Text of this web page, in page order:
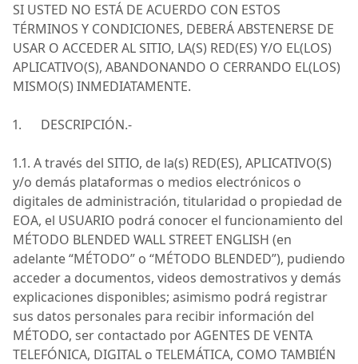
SI USTED NO ESTÁ DE ACUERDO CON ESTOS
TÉRMINOS Y CONDICIONES, DEBERÁ ABSTENERSE DE
USAR O ACCEDER AL SITIO, LA(S) RED(ES) Y/O EL(LOS)
APLICATIVO(S), ABANDONANDO O CERRANDO EL(LOS)
MISMO(S) INMEDIATAMENTE.
1. DESCRIPCIÓN.-
1.1. A través del SITIO, de la(s) RED(ES), APLICATIVO(S)
y/o demás plataformas o medios electrónicos o
digitales de administración, titularidad o propiedad de
EOA, el USUARIO podrá conocer el funcionamiento del
MÉTODO BLENDED WALL STREET ENGLISH (en
adelante “MÉTODO” o “MÉTODO BLENDED”), pudiendo
acceder a documentos, videos demostrativos y demás
explicaciones disponibles; asimismo podrá registrar
sus datos personales para recibir información del
MÉTODO, ser contactado por AGENTES DE VENTA
TELEFÓNICA, DIGITAL o TELEMÁTICA, COMO TAMBIÉN